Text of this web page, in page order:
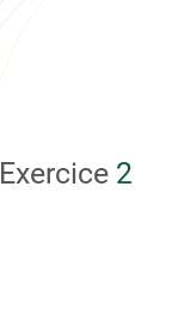
Exercice 2